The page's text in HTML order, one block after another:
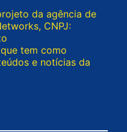
da agência de
CNPJ:
tem como
e notícias da